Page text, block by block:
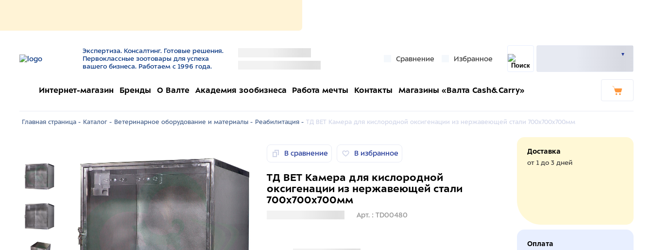
Экспертиза. Консалтинг. Готовые решения.
Первоклассные зоотовары для успеха
вашего бизнеса. Работаем с 1996 года.
Сравнение Избранное
Интернет-магазин Бренды О Валте Академия зообизнеса Работа мечты Контакты Магазины «Валта Cash&Carry»
Главная страница - Каталог - Ветеринарное оборудование и материалы - Реабилитация - ТД ВЕТ Камера для кислородной оксигенации из нержавеющей стали 700х700х700мм
В сравнение В избранное
ТД ВЕТ Камера для кислородной
оксигенации из нержавеющей стали
700х700х700мм
Арт. : TD00480
Доставка
от 1 до 3 дней
Оплата